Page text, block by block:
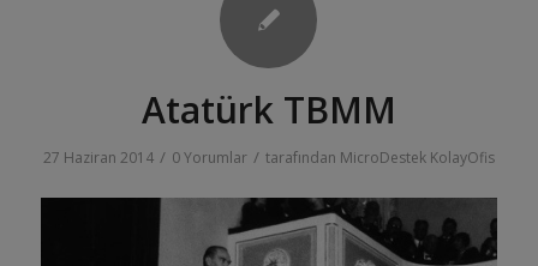
Atatürk TBMM
27 Haziran 2014 / 0 Yorumlar / tarafından MicroDestek KolayOfis